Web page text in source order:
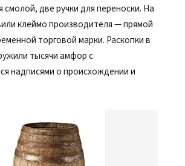
смолой, две ручки для переноски. На
клеймо производителя — прямой
торговой марки. Раскопки в
тысячи амфор с
надписями о происхождении и